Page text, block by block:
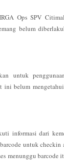
Ops SPV
belum
untuk
ini belum
informasi dari
untuk checkin
menunggu barcode